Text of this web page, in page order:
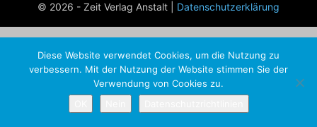
© 2026 - Zeit Verlag Anstalt | Datenschutzerklärung
Diese Website verwendet Cookies, um die Nutzung zu
verbessern. Mit der Nutzung der Website stimmen Sie der
Verwendung von Cookies zu.